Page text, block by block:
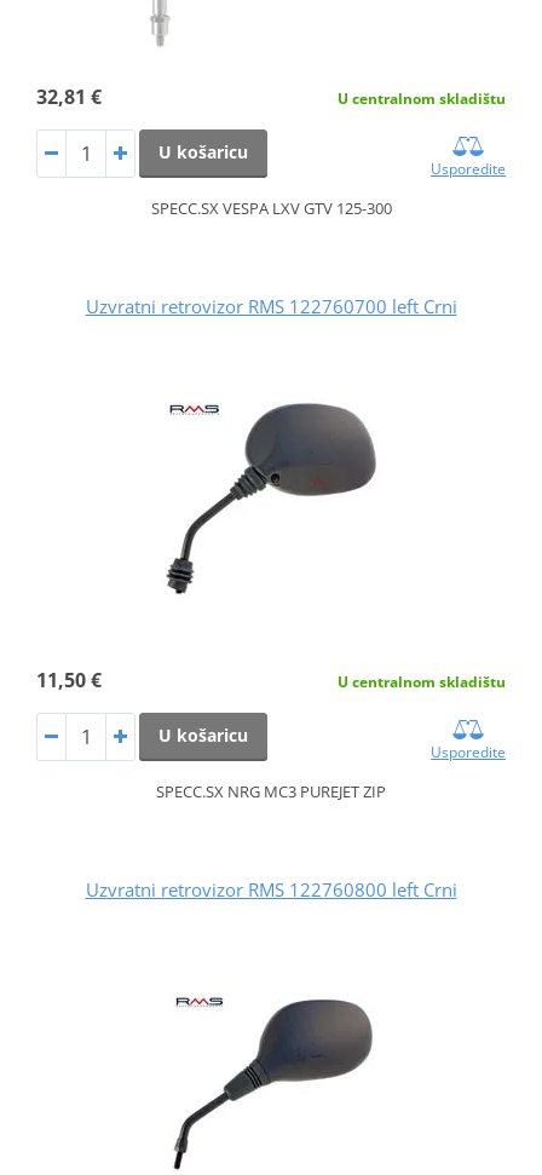
32,81 € U centralnom skladištu
U košaricu
Usporedite
SPECC.SX VESPA LXV GTV 125-300
Uzvratni retrovizor RMS 122760700 left Crni
11,50 € U centralnom skladištu
U košaricu
Usporedite
SPECC.SX NRG MC3 PUREJET ZIP
Uzvratni retrovizor RMS 122760800 left Crni